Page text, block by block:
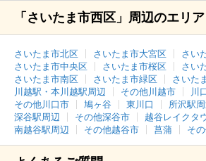
「さいたま市西区」周辺のエリア
さいたま市北区 さいたま市大宮区
さい
さいたま市中央区
さいたま市桜区
さい
さいたま市南区
さいたま市緑区
さいた
川越駅・本川越駅周辺
その他川越市
川
その他川口市
鳩ヶ谷 東川口 所沢駅
深谷駅周辺
その他深谷市
越谷レイクタ
南越谷駅周辺
その他越谷市 菖蒲 そ